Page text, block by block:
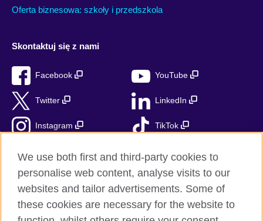
Oferta biznesowa: szkoły i przedszkola
Skontaktuj się z nami
Facebook YouTube
Twitter LinkedIn
Instagram TikTok
British Council globalnie
We use both first and third-party cookies to
personalise web content, analyse visits to our
websites and tailor advertisements. Some of
these cookies are necessary for the website to